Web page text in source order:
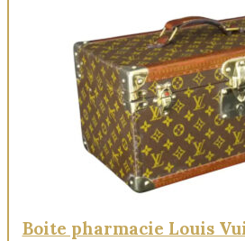
Quick View
Boite pharmacie Louis